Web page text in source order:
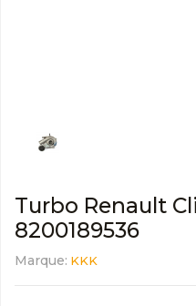
Turbo Renault
8200189536
Marque: KKK